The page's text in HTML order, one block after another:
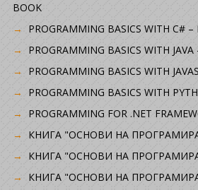
BOOK
PROGRAMMING BASICS WITH C# –
PROGRAMMING BASICS WITH JAVA
PROGRAMMING BASICS WITH
PROGRAMMING BASICS WITH
PROGRAMMING FOR .NET
КНИГА "ОСНОВИ НА
КНИГА "ОСНОВИ НА
КНИГА "ОСНОВИ НА